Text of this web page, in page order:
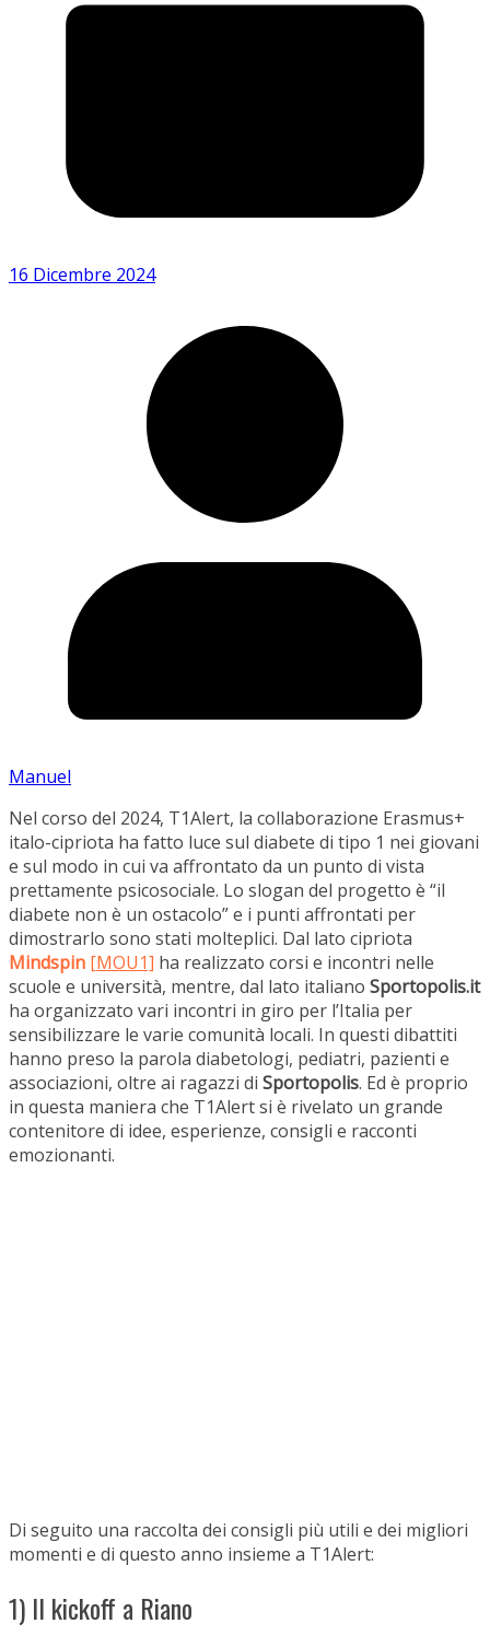
16 Dicembre 2024
Manuel
Nel corso del 2024, T1Alert, la collaborazione Erasmus+
italo-cipriota ha fatto luce sul diabete di tipo 1 nei giovani
e sul modo in cui va affrontato da un punto di vista
prettamente psicosociale. Lo slogan del progetto è “il
diabete non è un ostacolo” e i punti affrontati per
dimostrarlo sono stati molteplici. Dal lato cipriota
Mindspin [MOU1] ha realizzato corsi e incontri nelle
scuole e università, mentre, dal lato italiano Sportopolis.it
ha organizzato vari incontri in giro per l’Italia per
sensibilizzare le varie comunità locali. In questi dibattiti
hanno preso la parola diabetologi, pediatri, pazienti e
associazioni, oltre ai ragazzi di Sportopolis. Ed è proprio
in questa maniera che T1Alert si è rivelato un grande
contenitore di idee, esperienze, consigli e racconti
emozionanti.
Di seguito una raccolta dei consigli più utili e dei migliori
momenti e di questo anno insieme a T1Alert:
1) Il kickoff a Riano